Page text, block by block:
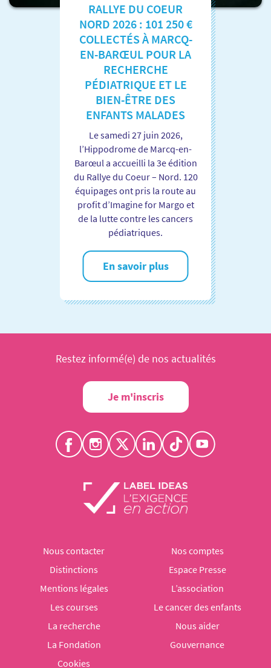
RALLYE DU COEUR
NORD 2026 : 101 250 €
COLLECTÉS À MARCQ-
EN-BARŒUL POUR LA
RECHERCHE
PÉDIATRIQUE ET LE
BIEN-ÊTRE DES
ENFANTS MALADES
Le samedi 27 juin 2026,
l’Hippodrome de Marcq-en-
Barœul a accueilli la 3e édition
du Rallye du Coeur – Nord. 120
équipages ont pris la route au
profit d’Imagine for Margo et
de la lutte contre les cancers
pédiatriques.
En savoir plus
Restez informé(e) de nos actualités
Je m'inscris
Nous contacter
Nos comptes
Distinctions
Espace Presse
Mentions légales
L’association
Les courses
Le cancer des enfants
La recherche
Nous aider
La Fondation
Gouvernance
Cookies